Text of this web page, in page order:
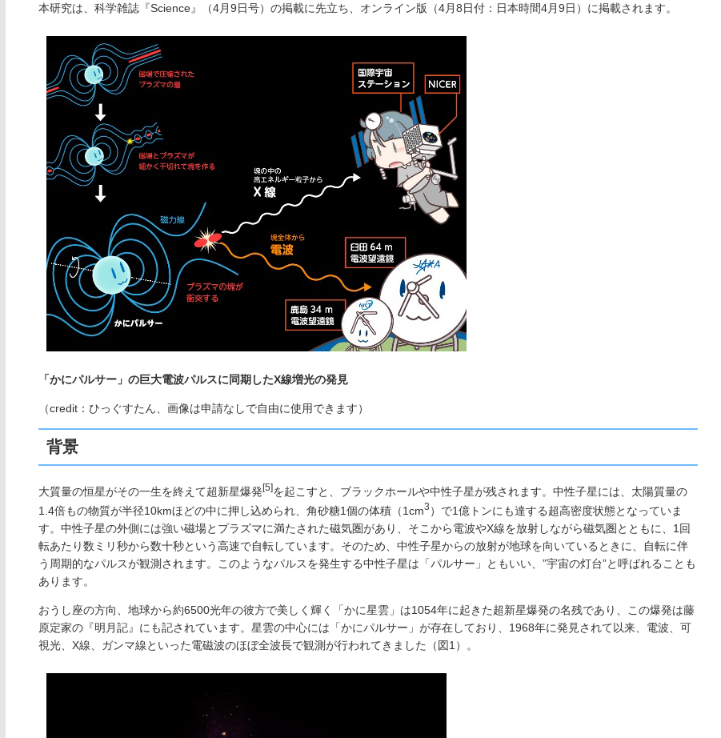
本研究は、科学雑誌『Science』（4月9日号）の掲載に先立ち、オンライン版（4月8日付：日本時間4月9日）に掲載されます。
「かにパルサー」の巨大電波パルスに同期したX線増光の発見
（credit：ひっぐすたん、画像は申請なしで自由に使用できます）
背景
大質量の恒星がその一生を終えて超新星爆発[5]を起こすと、ブラックホールや中性子星が残されます。中性子星には、太陽質量の
1.4倍もの物質が半径10kmほどの中に押し込められ、角砂糖1個の体積（1cm3 ）で1億トンにも達する超高密度状態となっていま
す。中性子星の外側には強い磁場とプラズマに満たされた磁気圏があり、そこから電波やX線を放射しながら磁気圏とともに、1回
転あたり数ミリ秒から数十秒という高速で自転しています。そのため、中性子星からの放射が地球を向いているときに、自転に伴
う周期的なパルスが観測されます。このようなパルスを発生する中性子星は「パルサー」ともいい、”宇宙の灯台”と呼ばれることも
あります。
おうし座の方向、地球から約6500光年の彼方で美しく輝く「かに星雲」は1054年に起きた超新星爆発の名残であり、この爆発は藤
原定家の『明月記』にも記されています。星雲の中心には「かにパルサー」が存在しており、1968年に発見されて以来、電波、可
視光、X線、ガンマ線といった電磁波のほぼ全波長で観測が行われてきました（図1）。